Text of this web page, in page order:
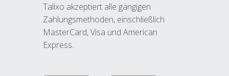
Talixo akzeptiert alle gängigen
Zahlungsmethoden, einschließlich
MasterCard, Visa und American
Express.